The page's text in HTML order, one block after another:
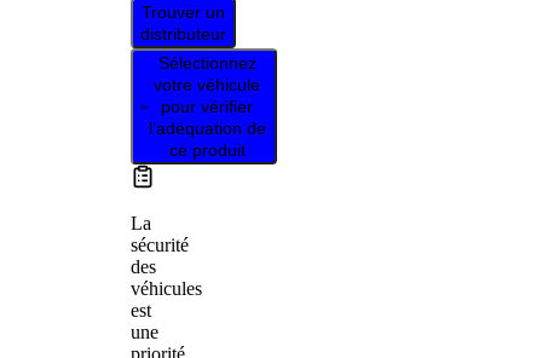
Trouver un
distributeur
Sélectionnez
votre véhicule
pour vérifier
l’adéquation de
ce produit
La
sécurité
des
véhicules
est
une
priorité